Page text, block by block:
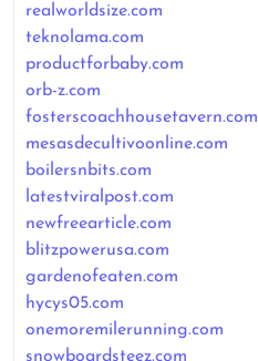
realworldsize.com
teknolama.com
productforbaby.com
orb-z.com
fosterscoachhousetavern.com
mesasdecultivoonline.com
boilersnbits.com
latestviralpost.com
newfreearticle.com
blitzpowerusa.com
gardenofeaten.com
hycys05.com
onemoremilerunning.com
snowboardsteez.com